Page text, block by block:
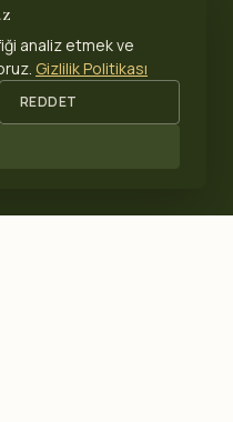
analiz etmek ve
Gizlilik Politikası
REDDET